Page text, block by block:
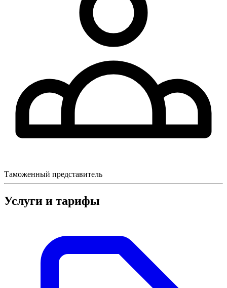
Таможенный представитель
Услуги и тарифы